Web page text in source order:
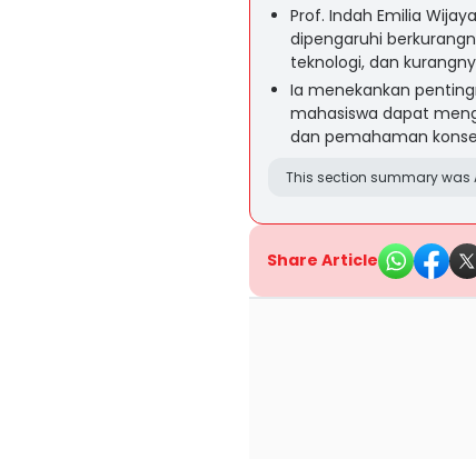
Prof. Indah Emilia
dipengaruhi
teknologi, dan
Ia menekankan
mahasiswa dapat
dan pemahaman
This section summary was
Share Article